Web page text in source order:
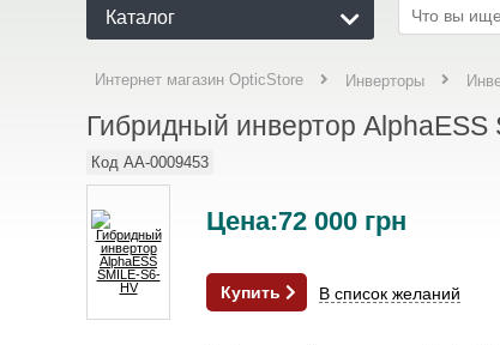
Каталог
Интернет магазин OpticStore Инверторы
Гибридный инвертор AlphaESS
Код AA-0009453
Цена:72 000 грн
Купить В список желаний